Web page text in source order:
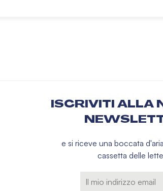
ISCRIVITI ALLA
e si riceve una boccata
cassetta delle